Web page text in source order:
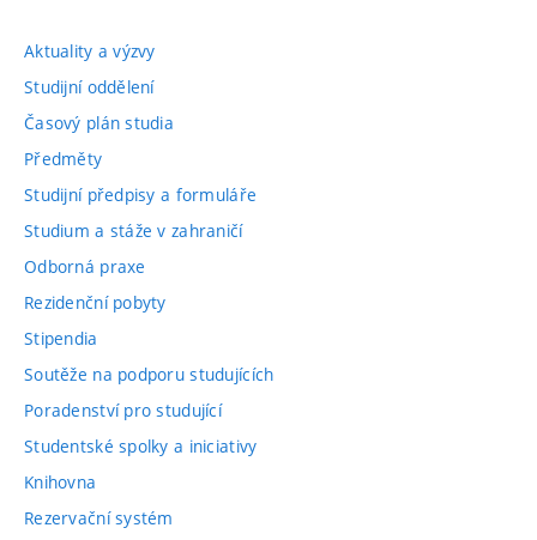
Aktuality a výzvy
Studijní oddělení
Časový plán studia
Předměty
Studijní předpisy a formuláře
Studium a stáže v zahraničí
Odborná praxe
Rezidenční pobyty
Stipendia
Soutěže na podporu studujících
Poradenství pro studující
Studentské spolky a iniciativy
Knihovna
Rezervační systém